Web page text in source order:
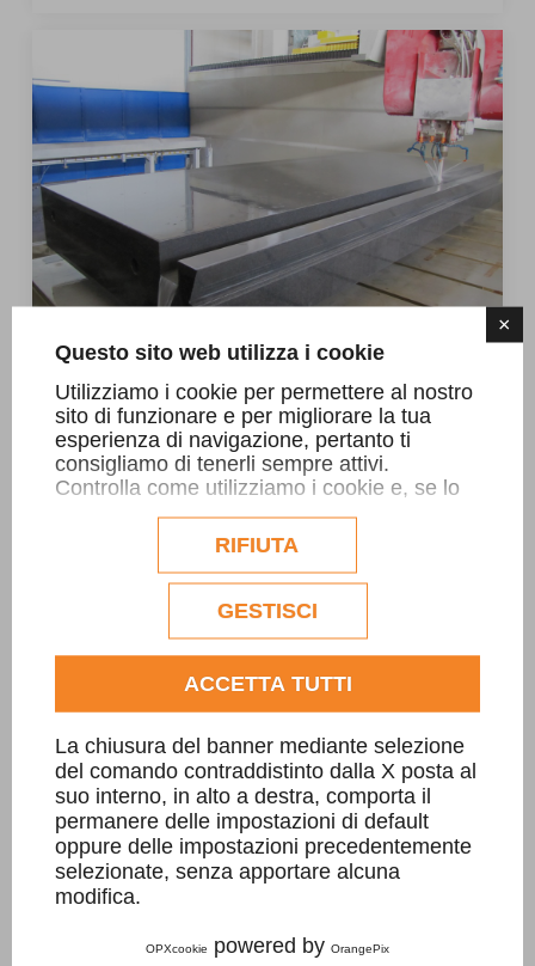
×
Questo sito web utilizza i cookie
Utilizziamo i cookie per permettere al nostro
sito di funzionare e per migliorare la tua
esperienza di navigazione, pertanto ti
consigliamo di tenerli sempre attivi.
Controlla come utilizziamo i cookie e, se lo
desideri, personalizzane la configurazione.
Eventuali cookie di profilazione o
commerciali verranno utilizzati
esclusivamente previa acquisizione del
consenso dell'utente.
Consulta l'informativa cookie completa.
RIFIUTA
GESTISCI
ACCETTA TUTTI
La chiusura del banner mediante selezione
del comando contraddistinto dalla X posta al
suo interno, in alto a destra, comporta il
permanere delle impostazioni di default
oppure delle impostazioni precedentemente
selezionate, senza apportare alcuna
modifica.
OPXcookie powered by OrangePix
Piano di riscontro
Lastre con misure anche oltre i 4000 mm
x 2000mm
SCOPRI DI PIÙ